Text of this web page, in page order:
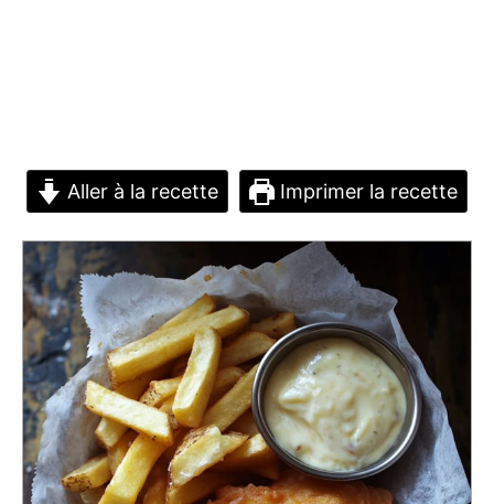
Aller à la recette Imprimer la recette